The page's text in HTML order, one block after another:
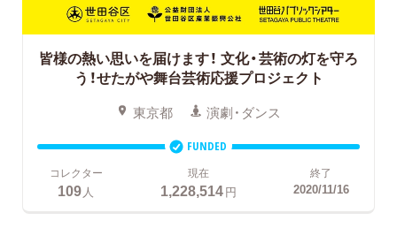
皆様の熱い思いを届けます！ 文化・芸術の灯を守ろ
う！せたがや舞台芸術応援プロジェクト
東京都 演劇・ダンス
FUNDED
コレクター
109 人
現在
1,228,514円
終了
2020/11/16